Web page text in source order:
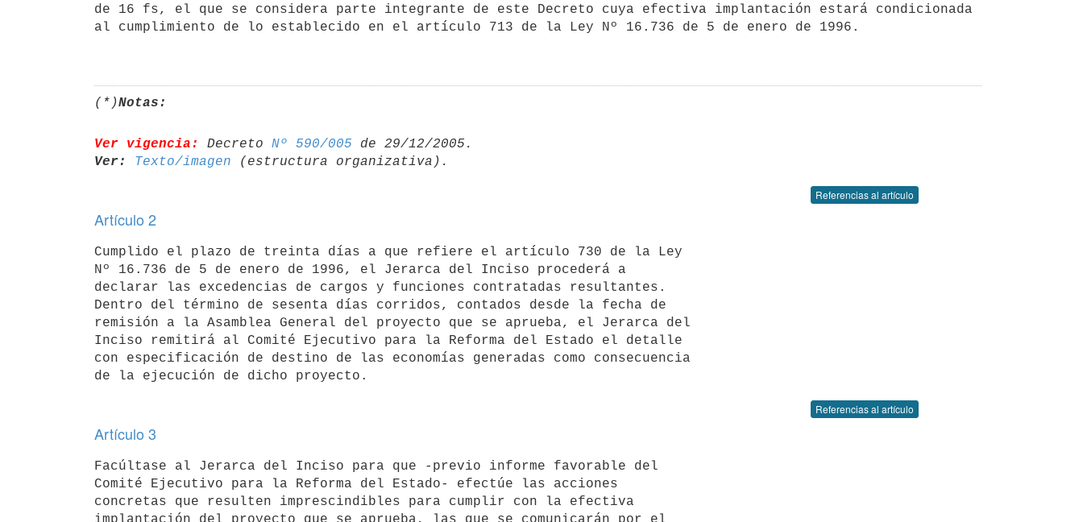
de 16 fs, el que se considera parte integrante de este Decreto cuya efectiva implantación estará condicionada
al cumplimiento de lo establecido en el artículo 713 de la Ley Nº 16.736 de 5 de enero de 1996.
(*)Notas:
Ver vigencia: Decreto Nº 590/005
Ver:
Texto/imagen
Referencias al artículo
Artículo 2
Cumplido el plazo de treinta días a que refiere el artículo 730 de la Ley
Nº 16.736 de 5 de enero de 1996, el Jerarca del Inciso procederá a
declarar las excedencias de cargos y funciones contratadas resultantes.
Dentro del término de sesenta días corridos, contados desde la fecha de
remisión a la Asamblea General del proyecto que se aprueba, el Jerarca del
Inciso remitirá al Comité Ejecutivo para la Reforma del Estado el detalle
con especificación de destino de las economías generadas como consecuencia
Referencias al artículo
Artículo 3
Facúltase al Jerarca del Inciso para que -previo informe favorable del
Comité Ejecutivo para la Reforma del Estado- efectúe las acciones
concretas que resulten imprescindibles para cumplir con la efectiva